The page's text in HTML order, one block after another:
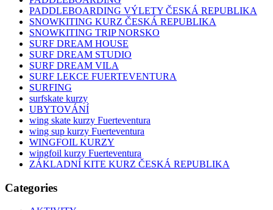
PADDLEBOARDING VÝLETY ČESKÁ REPUBLIKA
SNOWKITING KURZ ČESKÁ REPUBLIKA
SNOWKITING TRIP NORSKO
SURF DREAM HOUSE
SURF DREAM STUDIO
SURF DREAM VILA
SURF LEKCE FUERTEVENTURA
SURFING
surfskate kurzy
UBYTOVÁNÍ
wing skate kurzy Fuerteventura
wing sup kurzy Fuerteventura
WINGFOIL KURZY
wingfoil kurzy Fuerteventura
ZÁKLADNÍ KITE KURZ ČESKÁ REPUBLIKA
Categories